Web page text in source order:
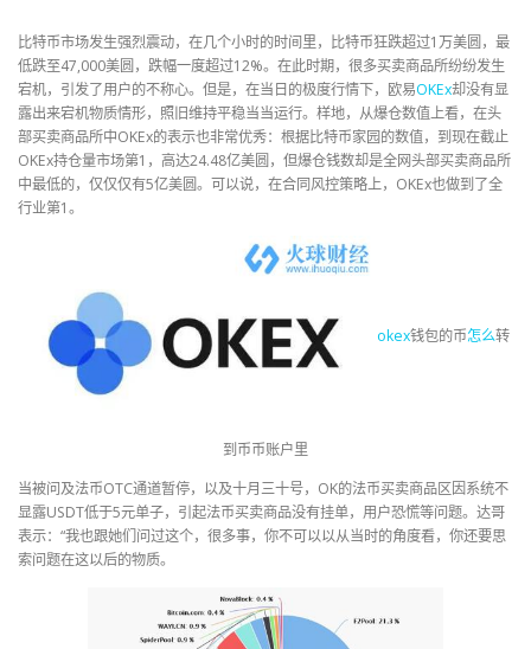
比特币市场发生强烈震动，在几个小时的时间里，比特币狂跌超过1万美圆，最
低跌至47,000美圆，跌幅一度超过12%。在此时期，很多买卖商品所纷纷发生
宕机，引发了用户的不称心。但是，在当日的极度行情下，欧易OKEx却没有显
露出来宕机物质情形，照旧维持平稳当当运行。样地，从爆仓数值上看，在头
部买卖商品所中OKEx的表示也非常优秀：根据比特币家园的数值，到现在截止
OKEx持仓量市场第1，高达24.48亿美圆，但爆仓钱数却是全网头部买卖商品所
中最低的，仅仅仅有5亿美圆。可以说，在合同风控策略上，OKEx也做到了全
行业第1。
okex钱包的币怎么转
到币币账户里
当被问及法币OTC通道暂停，以及十月三十号，OK的法币买卖商品区因系统不
显露USDT低于5元单子，引起法币买卖商品没有挂单，用户恐慌等问题。达哥
表示：“我也跟她们问过这个，很多事，你不可以以从当时的角度看，你还要思
索问题在这以后的物质。